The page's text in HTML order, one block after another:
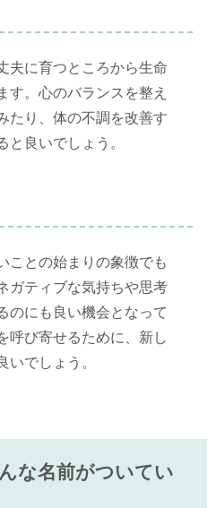
夫に育つところから生命
す。心のバランスを整え
たり、体の不調を改善す
良いでしょう。
ことの始まりの象徴でも
ガティブな気持ちや思考
のにも良い機会となって
呼び寄せるために、新し
でしょう。
な名前がついてい